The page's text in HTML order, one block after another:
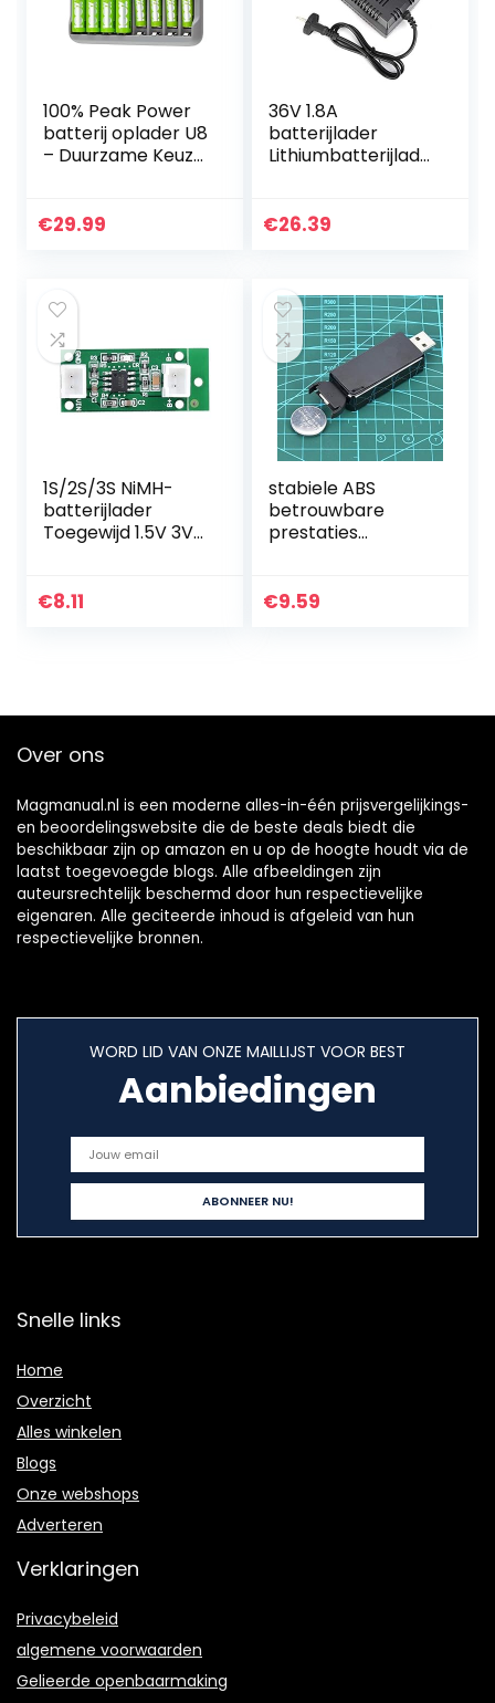
100% Peak Power
batterij oplader U8
– Duurzame Keuze
batterijen NiMH
€29.99
36V 1.8A
batterijlader
Lithiumbatterijlade
elektrische fiets
€26.39
1S/2S/3S NiMH-
batterijlader
Toegewijd 1.5V 3V
oplaadbord(3S-
€8.11
stabiele ABS
betrouwbare
prestaties
Knoopbatterijlader
€9.59
Over ons
Magmanual.nl is een moderne alles-in-één prijsvergelijkings-
en beoordelingswebsite die de beste deals biedt die
beschikbaar zijn op amazon en u op de hoogte houdt via de
laatst toegevoegde blogs. Alle afbeeldingen zijn
auteursrechtelijk beschermd door hun respectievelijke
eigenaren. Alle geciteerde inhoud is afgeleid van hun
respectievelijke bronnen.
WORD LID VAN ONZE MAILLIJST VOOR BEST
Aanbiedingen
Snelle links
Home
Overzicht
Alles winkelen
Blogs
Onze webshops
Adverteren
Verklaringen
Privacybeleid
algemene voorwaarden
Gelieerde openbaarmaking